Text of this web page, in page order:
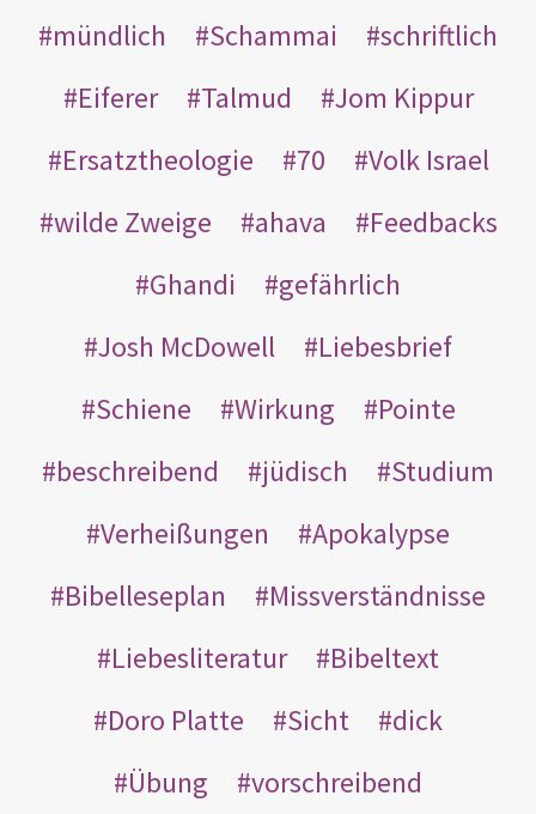
mündlich Schammai
schriftlich
Eiferer
Talmud
Jom Kippur
Ersatztheologie
70
Volk Israel
wilde Zweige
ahava
Feedbacks
Ghandi
gefährlich
Josh McDowell
Liebesbrief
Schiene
Wirkung
Pointe
beschreibend
jüdisch
Studium
Verheißungen
Apokalypse
Bibelleseplan
Missverständnisse
Liebesliteratur
Bibeltext
Doro Platte
Sicht
dick
Übung
vorschreibend